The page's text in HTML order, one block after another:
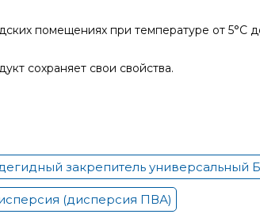
помещениях при температуре от 5°С
сохраняет свои свойства.
закрепитель универсальный
(дисперсия ПВА)